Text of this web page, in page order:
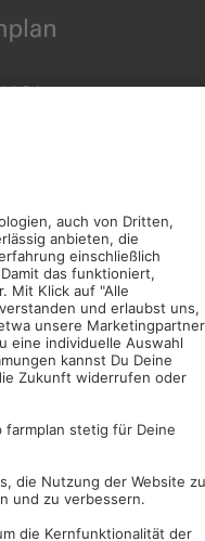
84
hilfreiche Anleitungen!
-